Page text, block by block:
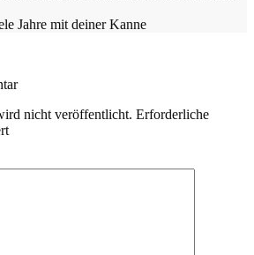
Jahre mit deiner Kanne
nicht veröffentlicht. Erforderliche